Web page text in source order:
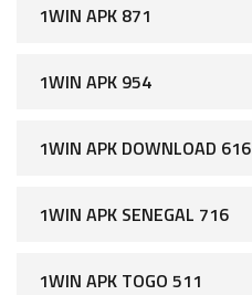
1WIN APK 871
1WIN APK 954
1WIN APK DOWNLOAD 616
1WIN APK SENEGAL 716
1WIN APK TOGO 511